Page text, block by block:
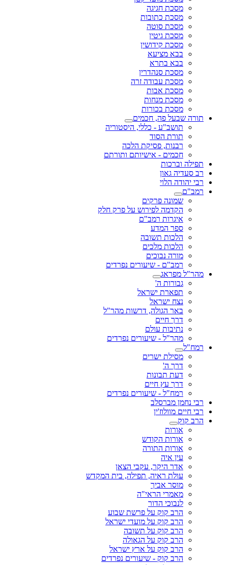
מסכת חגיגה
מסכת כתובות
מסכת סוטה
מסכת גיטין
מסכת קידושין
בבא מציעא
בבא בתרא
מסכת סנהדרין
מסכת עבודה זרה
מסכת אבות
מסכת מנחות
מסכת בכורות
תורה שבעל פה, חכמים
תושב"ע - כללי, היסטוריה
תורת הסוד
רבנות, פסיקת הלכה
חכמים - אישיותם ותורתם
תפילה וברכות
רב סעדיה גאון
רבי יהודה הלוי
רמב"ם
שמונה פרקים
הקדמה לפירוש על פרק חלק
איגרות רמב"ם
ספר המדע
הלכות תשובה
הלכות מלכים
מורה נבוכים
רמב"ם - שיעורים נפרדים
מהר"ל מפראג
גבורות ה'
תפארת ישראל
נצח ישראל
באר הגולה, דרשות מהר"ל
דרך חיים
נתיבות עולם
מהר"ל - שיעורים נפרדים
רמח"ל
מסילת ישרים
דרך ה'
דעת תבונות
דרך עץ חיים
רמח"ל - שיעורים נפרדים
רבי נחמן מברסלב
רבי חיים מוולוז'ין
הרב קוק
אורות
אורות הקודש
אורות התורה
עין איה
אדר היקר, עקבי הצאן
עולת ראיה, תפילה, בית המקדש
מוסר אביך
מאמרי הראי"ה
לנבוכי הדור
הרב קוק על פרשת שבוע
הרב קוק על מועדי ישראל
הרב קוק על תשובה
הרב קוק על הגאולה
הרב קוק על ארץ ישראל
הרב קוק - שיעורים נפרדים